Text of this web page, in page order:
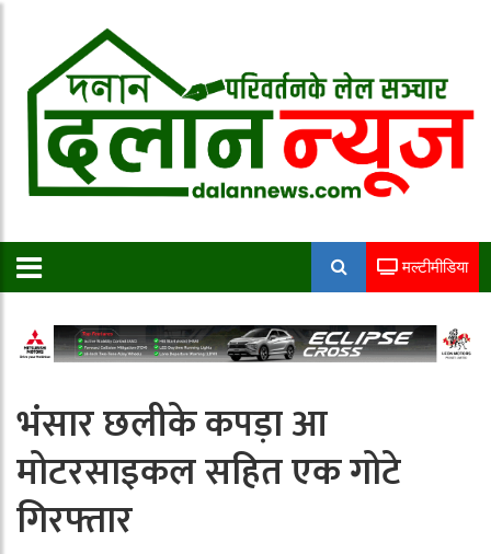
मल्टीमीडिया
भंसार छलीके कपड़ा आ
मोटरसाइकल सहित एक गोटे
गिरफ्तार